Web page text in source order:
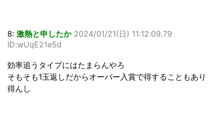
8: 激熱と申したか 2024/01/21(日) 11:12:09.79
ID:wUqE21e5d
効率追うタイプにはたまらんやろ
そもそも1玉返しだからオーバー入賞で得することもあり
得んし